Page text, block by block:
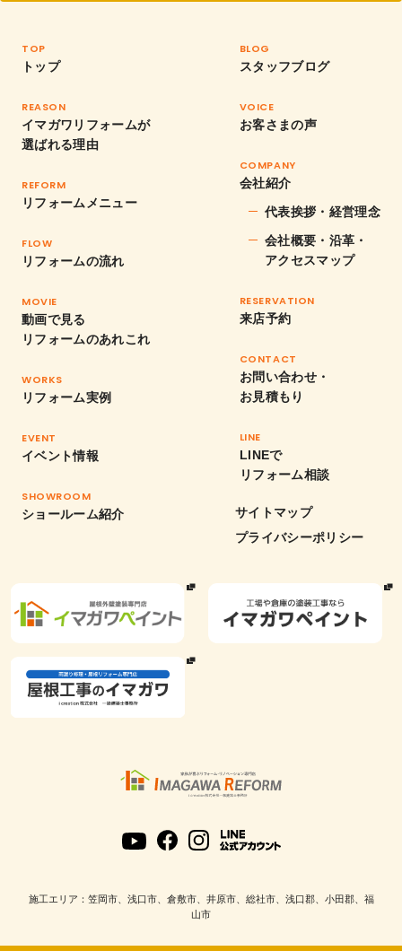
TOP
トップ
REASON
イマガワリフォームが
選ばれる理由
REFORM
リフォームメニュー
FLOW
リフォームの流れ
MOVIE
動画で見る
リフォームのあれこれ
WORKS
リフォーム実例
EVENT
イベント情報
SHOWROOM
ショールーム紹介
BLOG
スタッフブログ
VOICE
お客さまの声
COMPANY
会社紹介
代表挨拶・経営理念
会社概要・沿革・
アクセスマップ
RESERVATION
来店予約
CONTACT
お問い合わせ・
お見積もり
LINE
LINEで
リフォーム相談
サイトマップ
プライバシーポリシー
施工エリア：笠岡市、浅口市、倉敷市、井原市、総社市、浅口郡、小田郡、福
山市